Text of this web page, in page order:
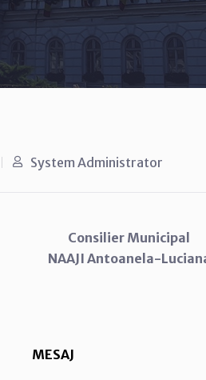
System Administrator
Consilier Municipal
NAAJI Antoanela-
MESAJ